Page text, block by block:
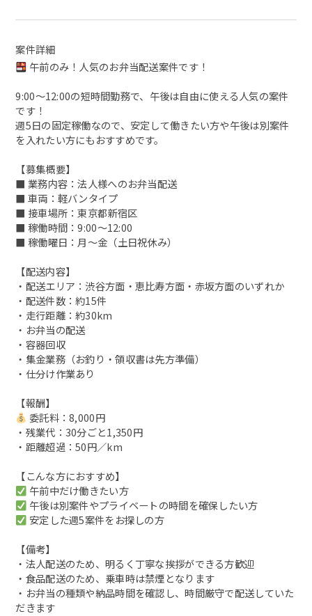
案件詳細
午前のみ！人気のお弁当配送案件です！
9:00～12:00の短時間勤務で、午後は自由に使える人気の案件
です！
週5日の固定稼働なので、安定して働きたい方や午後は別案件
を入れたい方にもおすすめです。
【募集概要】
■ 業務内容：法人様へのお弁当配送
■ 車両：軽バンタイプ
■ 接車場所：東京都新宿区
■ 稼働時間：9:00～12:00
■ 稼働曜日：月～金（土日祝休み）
【配送内容】
・配送エリア：渋谷方面・恵比寿方面・赤坂方面のいずれか
・配送件数：約15件
・走行距離：約30km
・お弁当の配送
・容器回収
・集金業務（お釣り・領収書は先方準備）
・仕分け作業あり
【報酬】
委託料：8,000円
・残業代：30分ごと1,350円
・距離超過：50円／km
【こんな方におすすめ】
午前中だけ働きたい方
午後は別案件やプライベートの時間を確保したい方
安定した週5案件をお探しの方
【備考】
・法人配送のため、明るく丁寧な挨拶ができる方歓迎
・食品配送のため、乗車時は禁煙となります
・お弁当の種類や納品時間を確認し、時間厳守で配送していた
だきます